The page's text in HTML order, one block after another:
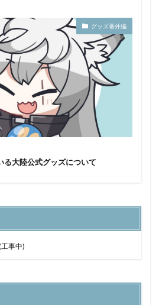
グッズ番外編
大陸公式グッズについて
事中)